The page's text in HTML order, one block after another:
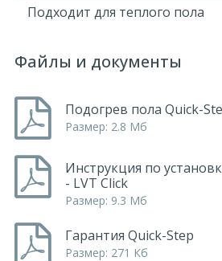
Подходит для теплого пола
Файлы и документы
Подогрев пола Quick-
Размер: 2.8 Мб
Инструкция по
- LVT Click
Размер: 9.3 Мб
Гарантия Quick-Step
Размер: 271 Кб